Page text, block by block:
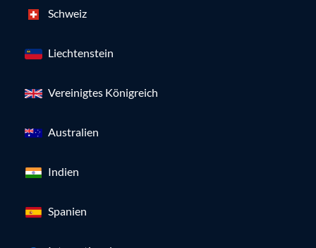
Schweiz
Liechtenstein
Vereinigtes Königreich
Australien
Indien
Spanien